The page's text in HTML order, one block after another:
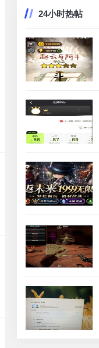
24小时热帖